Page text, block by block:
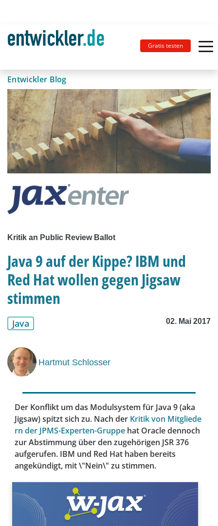
Gratis testen
Entwickler Blog
Kritik an Public Review Ballot
Java 9 auf der Kippe? IBM und
Red Hat wollen gegen Jigsaw
stimmen
Java 02. Mai 2017
Hartmut Schlosser
Der Konflikt um das Modulsystem für Java 9 (aka
Jigsaw) spitzt sich zu. Nach der Kritik von Mitgliede
rn der JPMS-Experten-Gruppe hat Oracle dennoch
zur Abstimmung über den zugehörigen JSR 376
aufgerufen. IBM und Red Hat haben bereits
angekündigt, mit \"Nein\" zu stimmen.